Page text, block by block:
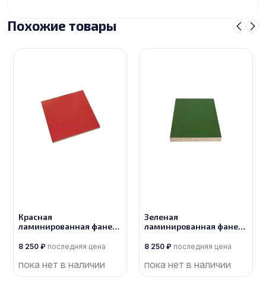
Похожие товары
Красная
ламинированная фанера
размером 2500х1250,
8 250 ₽ последняя цена
пока нет в наличии
Зеленая
ламинированная фанера
размером 2500х1250,
8 250 ₽ последняя цена
пока нет в наличии